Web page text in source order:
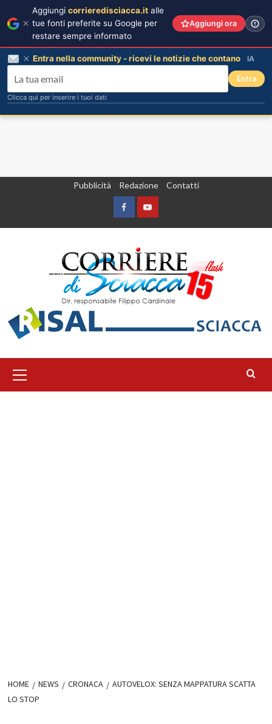
Pubblicità Redazione Contatti
FacebookYountube
principale
HOME NEWS CRONACA
AUTOVELOX: SENZA MAPPATURA SCATTA
LO STOP
Aggiungi corrieredisciacca.it alle
tue fonti preferite su Google per
restare sempre informato
Aggiungi ora
Entra nella community - ricevi le notizie che contano IA
Entra
Clicca qui per inserire i tuoi dati